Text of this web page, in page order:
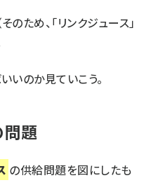
のため、「リンクジュース」
いのか見ていこう。
問題
の供給問題を図にしたも